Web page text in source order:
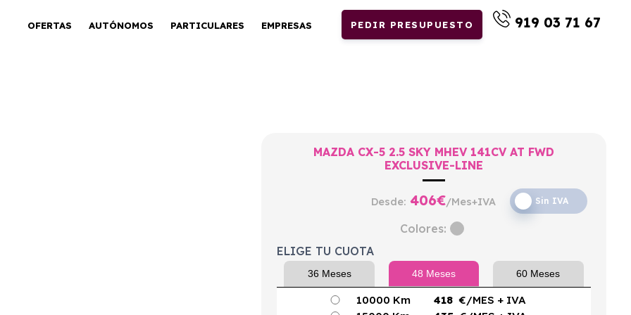
OFERTAS AUTÓNOMOS PARTICULARES EMPRESAS PEDIR PRESUPUESTO 919 03 71 67
MAZDA CX-5 2.5 SKY MHEV 141CV AT FWD
EXCLUSIVE-LINE
Desde: 406€/Mes+IVA Sin IVA
Colores:
ELIGE TU CUOTA
36 Meses 48 Meses 60 Meses
10000 Km 418 €/MES + IVA